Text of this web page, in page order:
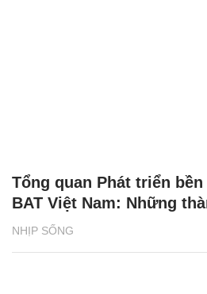
NHỊP SỐNG
Tổng quan Phát triển
BAT Việt Nam: Những